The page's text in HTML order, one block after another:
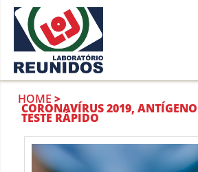
HOME
CORONAVÍRUS 2019,
TESTE RÁPIDO